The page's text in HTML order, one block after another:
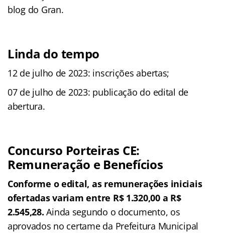
blog do Gran.
Linda do tempo
12 de julho de 2023: inscrições abertas;
07 de julho de 2023: publicação do edital de
abertura.
Concurso Porteiras CE:
Remuneração e Benefícios
Conforme o edital, as remunerações iniciais
ofertadas variam entre R$ 1.320,00 a R$
2.545,28.Ainda segundo o documento, os
aprovados no certame da Prefeitura Municipal